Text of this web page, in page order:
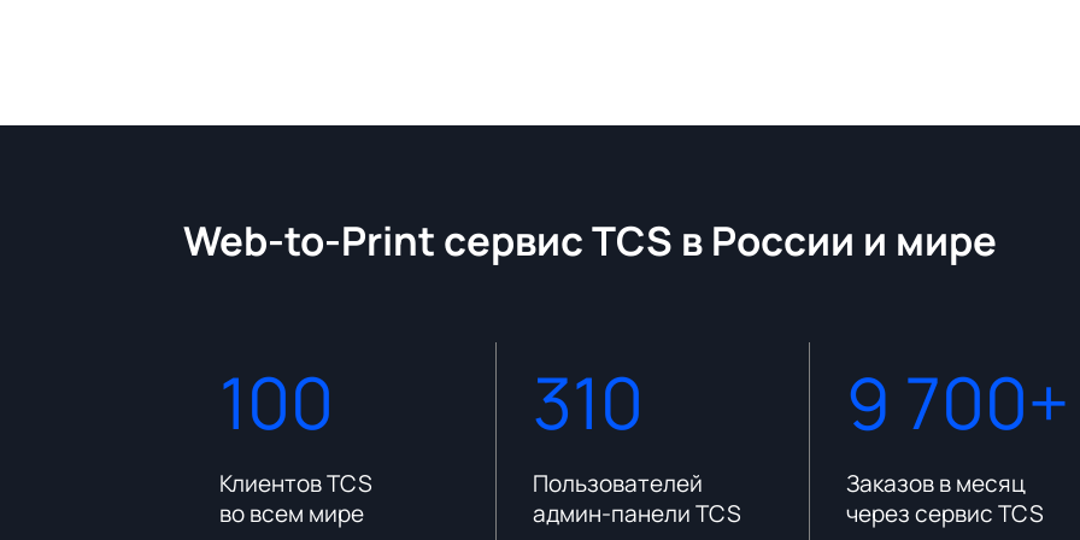
Web-to-Print сервис TCS в России и мире
100
Клиентов TCS
во всем мире
310
Пользователей
админ-панели TCS
9 700+
Заказов в месяц
через сервис TCS